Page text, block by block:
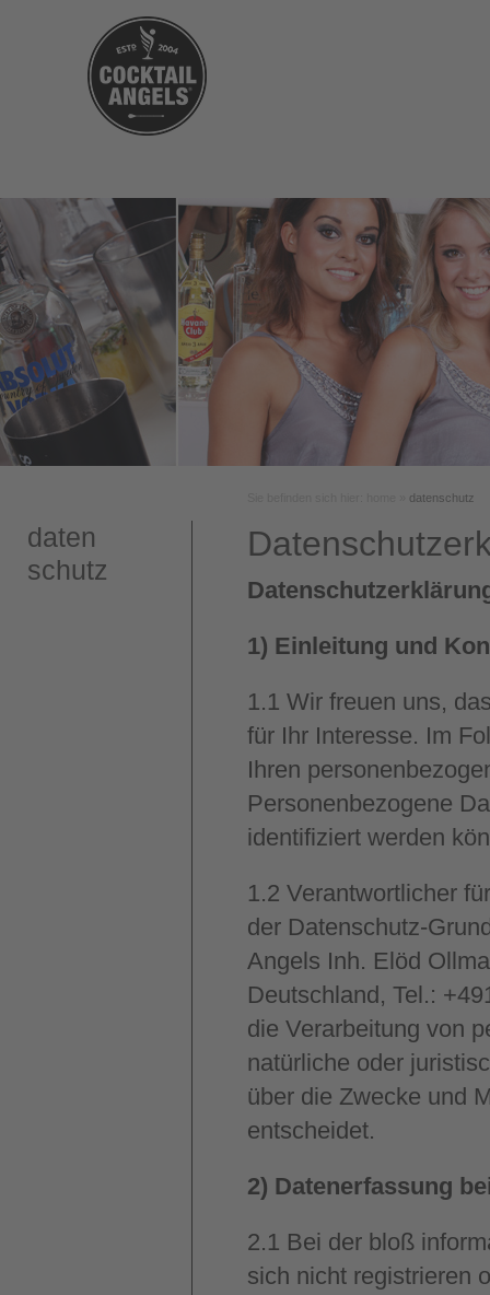
daten
schutz
datenschutz
1) Einleitung und
1.1 Wir freuen uns,
für Ihr Interesse. Im
Ihren
Personenbezogene
identifiziert werden
1.2 Verantwortlicher
der Datenschutz-
Angels Inh. Elöd
Deutschland, Tel.:
die Verarbeitung von
natürliche oder
über die Zwecke und
entscheidet.
2) Datenerfassung
2.1 Bei der bloß
sich nicht registrieren